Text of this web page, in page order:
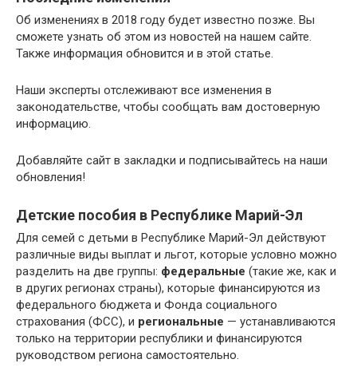
Об изменениях в 2018 году будет известно позже. Вы
сможете узнать об этом из новостей на нашем сайте.
Также информация обновится и в этой статье.
Наши эксперты отслеживают все изменения в
законодательстве, чтобы сообщать вам достоверную
информацию.
Добавляйте сайт в закладки и подписывайтесь на наши
обновления!
Детские пособия в Республике Марий-Эл
Для семей с детьми в Республике Марий-Эл действуют
различные виды выплат и льгот, которые условно можно
разделить на две группы: федеральные (такие же, как и
в других регионах страны), которые финансируются из
федерального бюджета и Фонда социального
страхования (ФСС), и региональные — устанавливаются
только на территории республики и финансируются
руководством региона самостоятельно.